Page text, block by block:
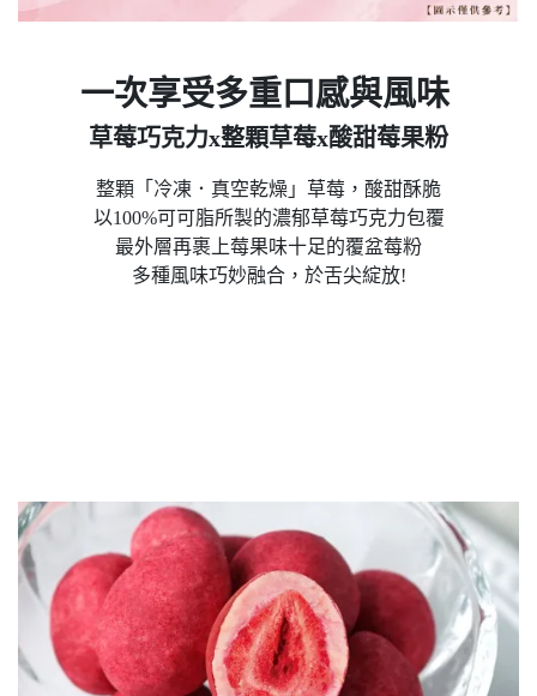
一次享受多重口感與風味
草莓巧克力x整顆草莓x酸甜莓果粉
整顆「冷凍．真空乾燥」草莓，酸甜酥脆
以100%可可脂所製的濃郁草莓巧克力包覆
最外層再裹上莓果味十足的覆盆莓粉
多種風味巧妙融合，於舌尖綻放!